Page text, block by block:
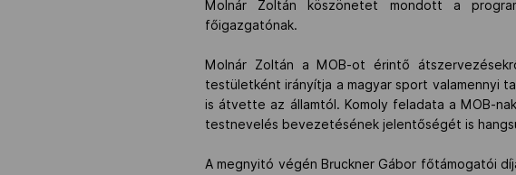
Molnár Zoltán köszönetet mondott a
főigazgatónak.
Molnár Zoltán a MOB-ot érintő
testületként irányítja a magyar sport valamennyi
is átvette az államtól. Komoly feladata a MOB-
testnevelés bevezetésének jelentőségét is
A megnyitó végén Bruckner Gábor főtámogatói